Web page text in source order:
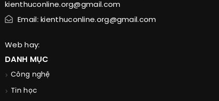
kienthuconline.org@gmail.com
Email: kienthuconline.org@gmail.com
Web hay:
DANH MỤC
Công nghệ
Tin học